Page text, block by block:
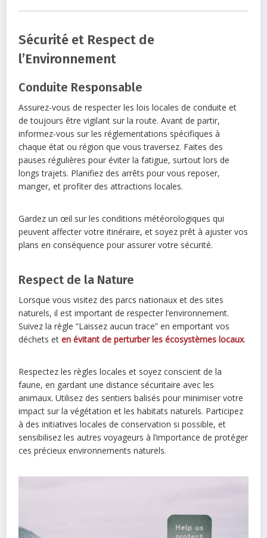
Sécurité et Respect de
l’Environnement
Conduite Responsable
Assurez-vous de respecter les lois locales de conduite et
de toujours être vigilant sur la route. Avant de partir,
informez-vous sur les réglementations spécifiques à
chaque état ou région que vous traversez. Faites des
pauses régulières pour éviter la fatigue, surtout lors de
longs trajets. Planifiez des arrêts pour vous reposer,
manger, et profiter des attractions locales.
Gardez un œil sur les conditions météorologiques qui
peuvent affecter votre itinéraire, et soyez prêt à ajuster vos
plans en conséquence pour assurer votre sécurité.
Respect de la Nature
Lorsque vous visitez des parcs nationaux et des sites
naturels, il est important de respecter l’environnement.
Suivez la règle “Laissez aucun trace” en emportant vos
déchets eten évitant de perturber les écosystèmes locaux.
Respectez les règles locales et soyez conscient de la
faune, en gardant une distance sécuritaire avec les
animaux. Utilisez des sentiers balisés pour minimiser votre
impact sur la végétation et les habitats naturels. Participez
à des initiatives locales de conservation si possible, et
sensibilisez les autres voyageurs à l’importance de protéger
ces précieux environnements naturels.